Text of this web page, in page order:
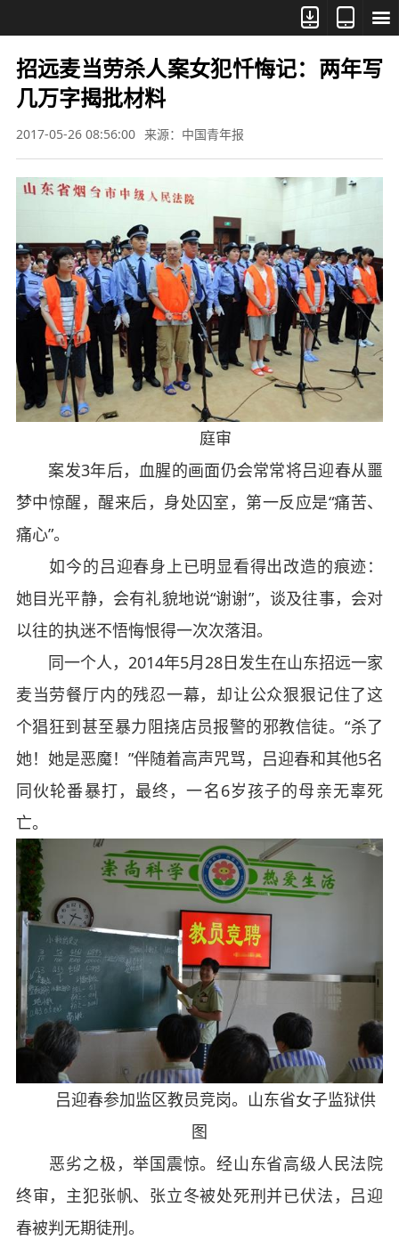



招远麦当劳杀人案女犯忏悔记：两年写
几万字揭批材料
2017-05-26 08:56:00 来源：中国青年报
庭审
案发3年后，血腥的画面仍会常常将吕迎春从噩
梦中惊醒，醒来后，身处囚室，第一反应是“痛苦、
痛心”。
如今的吕迎春身上已明显看得出改造的痕迹：
她目光平静，会有礼貌地说“谢谢”，谈及往事，会对
以往的执迷不悟悔恨得一次次落泪。
同一个人，2014年5月28日发生在山东招远一家
麦当劳餐厅内的残忍一幕，却让公众狠狠记住了这
个猖狂到甚至暴力阻挠店员报警的邪教信徒。“杀了
她！她是恶魔！”伴随着高声咒骂，吕迎春和其他5名
同伙轮番暴打，最终，一名6岁孩子的母亲无辜死
亡。
吕迎春参加监区教员竞岗。山东省女子监狱供
图
恶劣之极，举国震惊。经山东省高级人民法院
终审，主犯张帆、张立冬被处死刑并已伏法，吕迎
春被判无期徒刑。